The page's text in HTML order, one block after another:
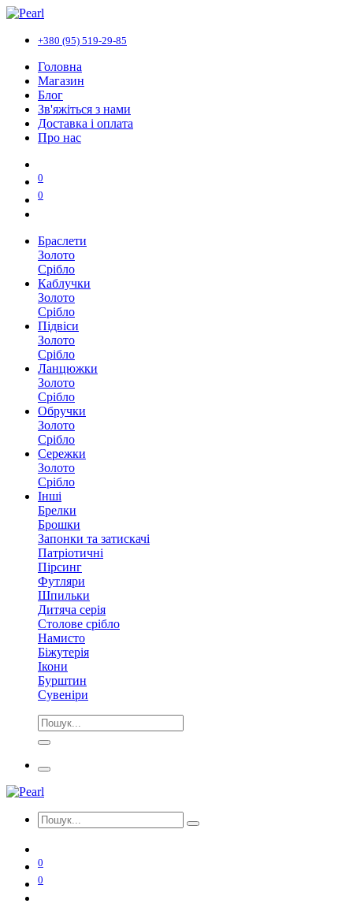
+380 (95) 519-29-85
Головна
Магазин
Блог
Зв'яжіться з нами
Доставка і оплата
Про нас
0
0
Браслети
Золото
Срібло
Каблучки
Золото
Срібло
Підвіси
Золото
Срібло
Ланцюжки
Золото
Срібло
Обручки
Золото
Срібло
Сережки
Золото
Срібло
Інші
Брелки
Брошки
Запонки та затискачі
Патріотичні
Пірсинг
Футляри
Шпильки
Дитяча серія
Столове срібло
Намисто
Біжутерія
Ікони
Бурштин
Сувеніри
0
0